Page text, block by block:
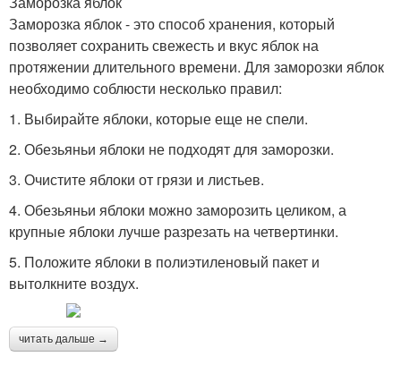
Заморозка яблок - это способ хранения, который
позволяет сохранить свежесть и вкус яблок на
протяжении длительного времени. Для заморозки яблок
необходимо соблюсти несколько правил:
1. Выбирайте яблоки, которые еще не спели.
2. Обезьяньи яблоки не подходят для заморозки.
3. Очистите яблоки от грязи и листьев.
4. Обезьяньи яблоки можно заморозить целиком, а
крупные яблоки лучше разрезать на четвертинки.
5. Положите яблоки в полиэтиленовый пакет и
вытолкните воздух.
читать дальше →